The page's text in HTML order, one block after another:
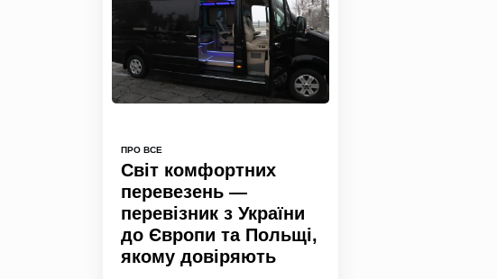
ПРО ВСЕ
Світ комфортних
перевезень —
перевізник з України
до Європи та Польщі,
якому довіряють